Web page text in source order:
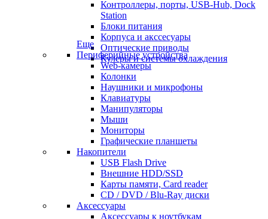
Контроллеры, порты, USB-Hub, Dock
Station
Блоки питания
Корпуса и акссесуары
Оптические приводы
Кулеры и системы охлаждения
Еще
Периферийные устройства
Web-камеры
Колонки
Наушники и микрофоны
Клавиатуры
Манипуляторы
Мыши
Мониторы
Графические планшеты
Накопители
USB Flash Drive
Внешние HDD/SSD
Карты памяти, Card reader
CD / DVD / Blu-Ray диски
Аксессуары
Аксессуары к ноутбукам